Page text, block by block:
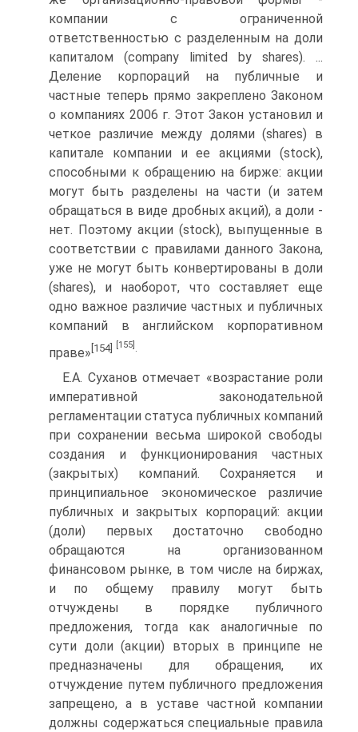
компании с ограниченной
ответственностью с разделенным на доли
капиталом (company limited by shares). ...
Деление корпораций на публичные и
частные теперь прямо закреплено Законом
о компаниях 2006 г. Этот Закон установил и
четкое различие между долями (shares) в
капитале компании и ее акциями (stock),
способными к обращению на бирже: акции
могут быть разделены на части (и затем
обращаться в виде дробных акций), а доли -
нет. Поэтому акции (stock), выпущенные в
соответствии с правилами данного Закона,
уже не могут быть конвертированы в доли
(shares), и наоборот, что составляет еще
одно важное различие частных и публичных
компаний в английском корпоративном
праве» [154] [155]
Е.А. Суханов отмечает «возрастание роли
императивной законодательной
регламентации статуса публичных компаний
при сохранении весьма широкой свободы
создания и функционирования частных
(закрытых) компаний. Сохраняется и
принципиальное экономическое различие
публичных и закрытых корпораций: акции
(доли) первых достаточно свободно
обращаются на организованном
финансовом рынке, в том числе на биржах,
и по общему правилу могут быть
отчуждены в порядке публичного
предложения, тогда как аналогичные по
сути доли (акции) вторых в принципе не
предназначены для обращения, их
отчуждение путем публичного предложения
запрещено, а в уставе частной компании
должны содержаться специальные правила